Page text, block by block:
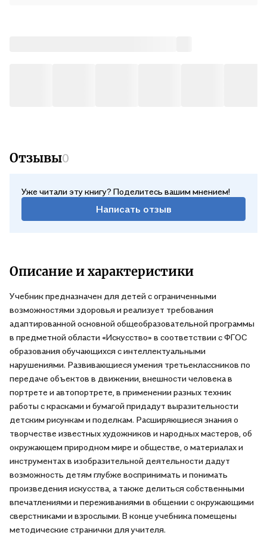
Отзывы0
Уже читали эту книгу? Поделитесь вашим мнением!
Написать отзыв
Описание и характеристики
Учебник предназначен для детей с ограниченными
возможностями здоровья и реализует требования
адаптированной основной общеобразовательной программы
в предметной области «Искусство» в соответствии с ФГОС
образования обучающихся с интеллектуальными
нарушениями. Развивающиеся умения третьеклассников по
передаче объектов в движении, внешности человека в
портрете и автопортрете, в применении разных техник
работы с красками и бумагой придадут выразительности
детским рисункам и поделкам. Расширяющиеся знания о
творчестве известных художников и народных мастеров, об
окружающем природном мире и обществе, о материалах и
инструментах в изобразительной деятельности дадут
возможность детям глубже воспринимать и понимать
произведения искусства, а также делиться собственными
впечатлениями и переживаниями в общении с окружающими
сверстниками и взрослыми. В конце учебника помещены
методические странички для учителя.